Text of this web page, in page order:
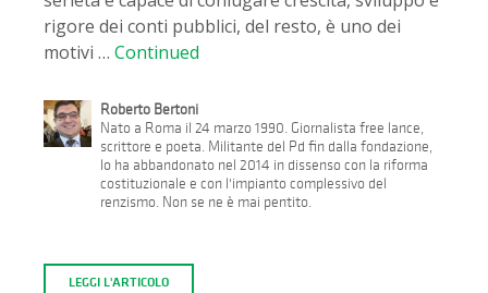
rigore dei conti pubblici, del resto, è uno dei
motivi … Continued
Roberto Bertoni
Nato a Roma il 24 marzo 1990. Giornalista free lance,
scrittore e poeta. Militante del Pd fin dalla fondazione,
lo ha abbandonato nel 2014 in dissenso con la riforma
costituzionale e con l'impianto complessivo del
renzismo. Non se ne è mai pentito.
LEGGI L'ARTICOLO